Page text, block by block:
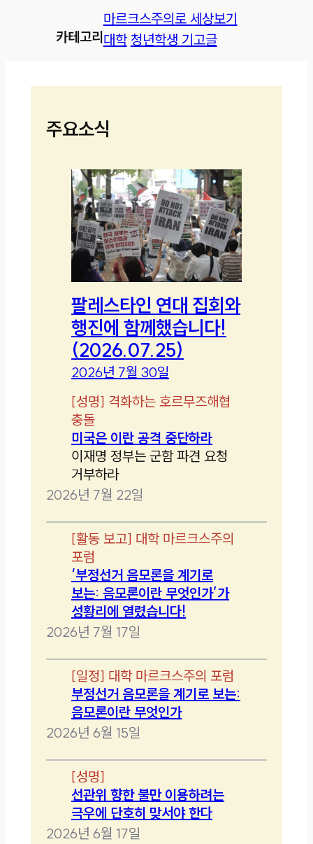
카테고리
마르크스주의로 세상보기
대학 청년학생 기고글
주요소식
팔레스타인 연대 집회와
행진에 함께했습니다!
(2026.07.25)
2026년 7월 30일
[성명] 격화하는 호르무즈해협
충돌
미국은 이란 공격 중단하라
이재명 정부는 군함 파견 요청
거부하라
2026년 7월 22일
[활동 보고] 대학 마르크스주의
포럼
‘부정선거 음모론을 계기로
보는: 음모론이란 무엇인가’가
성황리에 열렸습니다!
2026년 7월 17일
[일정] 대학 마르크스주의 포럼
부정선거 음모론을 계기로 보는:
음모론이란 무엇인가
2026년 6월 15일
[성명]
선관위 향한 불만 이용하려는
극우에 단호히 맞서야 한다
2026년 6월 17일